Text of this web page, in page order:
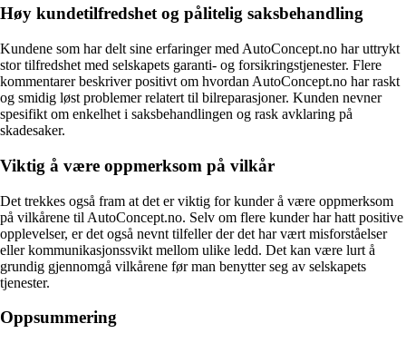
Høy kundetilfredshet og pålitelig saksbehandling
Kundene som har delt sine erfaringer med AutoConcept.no har uttrykt
stor tilfredshet med selskapets garanti- og forsikringstjenester. Flere
kommentarer beskriver positivt om hvordan AutoConcept.no har raskt
og smidig løst problemer relatert til bilreparasjoner. Kunden nevner
spesifikt om enkelhet i saksbehandlingen og rask avklaring på
skadesaker.
Viktig å være oppmerksom på vilkår
Det trekkes også fram at det er viktig for kunder å være oppmerksom
på vilkårene til AutoConcept.no. Selv om flere kunder har hatt positive
opplevelser, er det også nevnt tilfeller der det har vært misforståelser
eller kommunikasjonssvikt mellom ulike ledd. Det kan være lurt å
grundig gjennomgå vilkårene før man benytter seg av selskapets
tjenester.
Oppsummering